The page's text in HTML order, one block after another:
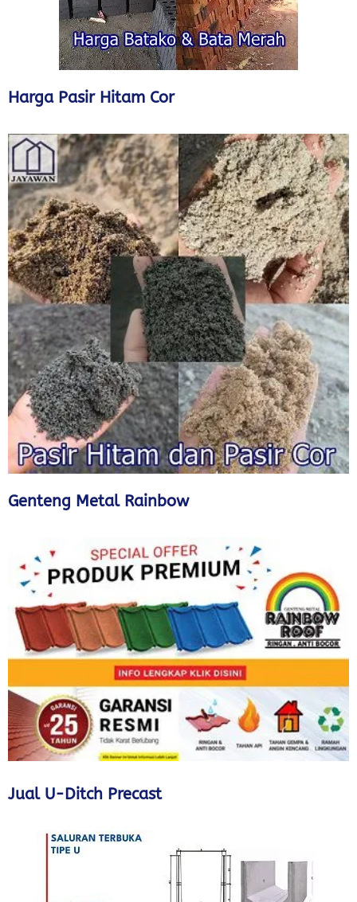
Harga Pasir Hitam Cor
Genteng Metal Rainbow
Jual U-Ditch Precast